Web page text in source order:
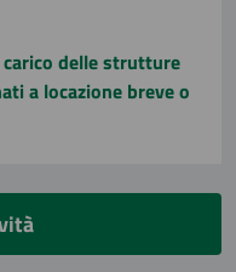
carico delle strutture
a locazione breve o